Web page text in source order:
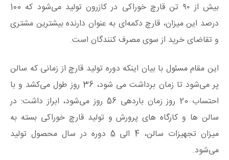
بیش از ۹۰ تن قارچ خوراکی در کازرون تولید می‌شود که 100
درصد این میزان، قارچ دکمه‌ای به عنوان دارنده بیشترین مشتری
و تقاضای خرید از سوی مصرف کنندگان است.
این مقام مسئول با بیان اینکه دوره تولید قارچ از زمانی که سالن
پر می‌شود تا زمان برداشت می شود، 36 روز طول می‌کشد و با
احتساب 20 روز زمان باردهی 56 روز می‌شود، ابراز داشت: در
سالن ها و کارگاه های پرورش و تولید قارچ خوراکی بسته به
میزان تجهیزات سالن، 4 الی 5 دوره در سال محصول تولید
می‌شود.